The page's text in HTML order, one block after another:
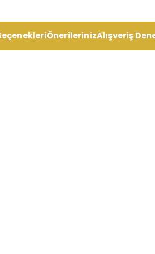
ÖnerilerinizAlışveriş